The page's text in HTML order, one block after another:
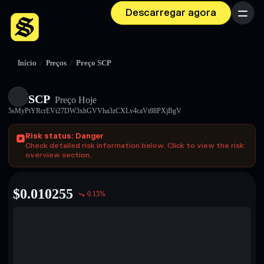
Descarregar agora Menu
Início / Preços / Preço SCP
SCP Preço Hoje
5sMyPtYRcrEVt27DW3xhGVVha3zCXLv4caVt88PXjBgV
Risk status: Danger
Check detailed risk information below. Click to view the risk
overview section.
$0.010255 0.15%